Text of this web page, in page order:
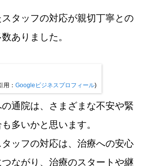
タッフの対応が親切丁寧との
ありました。
用： Googleビジネスプロフィール)
通院は、さまざまな不安や緊
多いかと思います。
ッフの対応は、治療への安心
ながり、治療のスタートや継